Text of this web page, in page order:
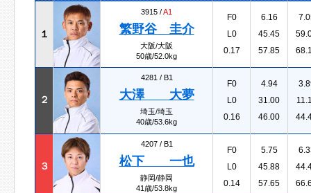
１
3915 /A1
繁野谷 圭介
大阪/大阪
50歳/52.0kg
F0
L0
0.17
6.16
45.45
57.85
２
4281 / B1
大澤 大夢
埼玉/埼玉
40歳/53.6kg
F0
L0
0.16
4.94
31.00
46.00
３
4207 / B1
松下 一也
静岡/静岡
41歳/53.8kg
F0
L0
0.14
5.75
45.88
57.65